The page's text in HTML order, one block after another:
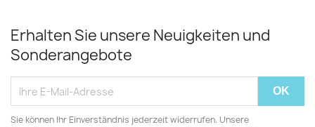
Erhalten Sie unsere Neuigkeiten und
Sonderangebote
Sie können Ihr Einverständnis jederzeit widerrufen. Unsere